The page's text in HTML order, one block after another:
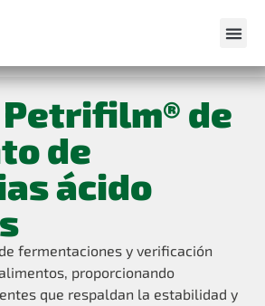
de
de
ácido
fermentaciones y verificación
proporcionando
que respaldan la estabilidad y